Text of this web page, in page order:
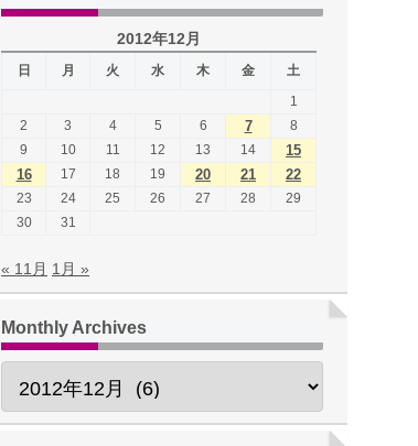
2012年12月
日 月 火 水 木 金
土
1
2
3 4 5 6 7
8
9
10 11 12 13 14
15
16
17 18 19 20 21 22
23 24 25 26 27 28
29
30
31
« 11月 1月 »
Monthly Archives